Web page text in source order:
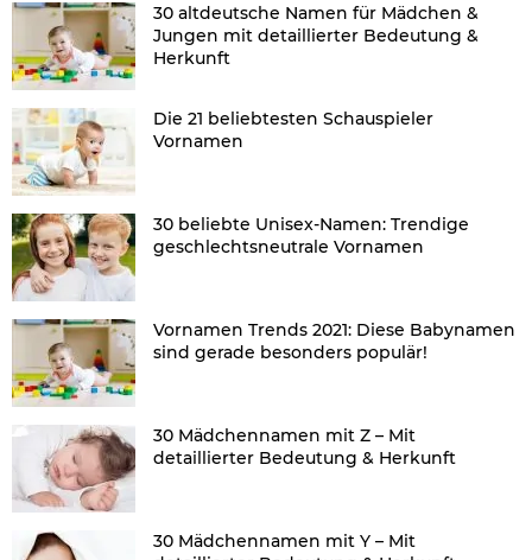
30 altdeutsche Namen für Mädchen &
Jungen mit detaillierter Bedeutung &
Herkunft
Die 21 beliebtesten Schauspieler
Vornamen
30 beliebte Unisex-Namen: Trendige
geschlechtsneutrale Vornamen
Vornamen Trends 2021: Diese Babynamen
sind gerade besonders populär!
30 Mädchennamen mit Z – Mit
detaillierter Bedeutung & Herkunft
30 Mädchennamen mit Y – Mit